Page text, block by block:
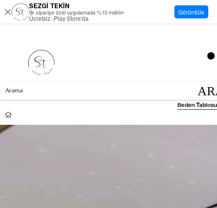
Beden Tablosu
SEZGİ TEKİN
İlk siparişe özel uygulamada %10 indirim
Ücretsiz -Play Store'da
Görüntüle